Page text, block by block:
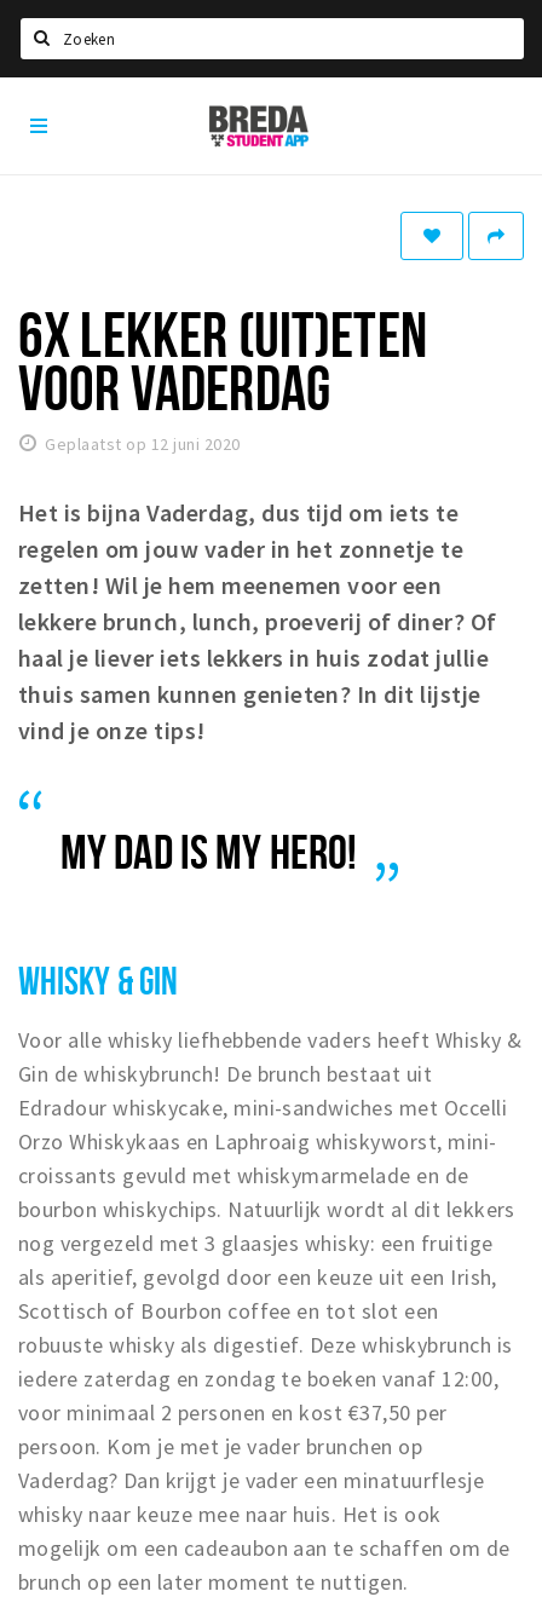
HOME
Studentenverenigingen
Studentenraad
Studentenroutes
New in town? Check FAQ!
WONEN
Woonruimte
Inschrijven gemeente
Zorgverzekering
Huisarts en eerste hulp
Q&A
Breda Student Shop
Draai aan het rad!
Nieuws
Bezienswaardigheden
Musea, theaters & podia
Uitjes & activiteiten
Studentenroutes
Natuurgebieden
Party pics
Eten
Drinken
Slapen
Recreatief
Winkels
Winkelgebieden
Deals
Parkeren
Breda
Student
6X LEKKER (UIT)ETEN
VOOR VADERDAG
Geplaatst op 12 juni 2020
Het is bijna Vaderdag, dus tijd om iets te
regelen om jouw vader in het zonnetje te
zetten! Wil je hem meenemen voor een
lekkere brunch, lunch, proeverij of diner? Of
haal je liever iets lekkers in huis zodat jullie
thuis samen kunnen genieten? In dit lijstje
vind je onze tips!
MY DAD IS MY HERO!
WHISKY & GIN
Voor alle whisky liefhebbende vaders heeft Whisky &
Gin de whiskybrunch! De brunch bestaat uit
Edradour whiskycake, mini-sandwiches met Occelli
Orzo Whiskykaas en Laphroaig whiskyworst, mini-
croissants gevuld met whiskymarmelade en de
bourbon whiskychips. Natuurlijk wordt al dit lekkers
nog vergezeld met 3 glaasjes whisky: een fruitige
als aperitief, gevolgd door een keuze uit een Irish,
Scottisch of Bourbon coffee en tot slot een
robuuste whisky als digestief. Deze whiskybrunch is
iedere zaterdag en zondag te boeken vanaf 12:00,
voor minimaal 2 personen en kost €37,50 per
persoon. Kom je met je vader brunchen op
Vaderdag? Dan krijgt je vader een minatuurflesje
whisky naar keuze mee naar huis. Het is ook
mogelijk om een cadeaubon aan te schaffen om de
brunch op een later moment te nuttigen.